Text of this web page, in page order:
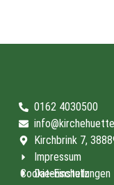
0162 4030500
Kirchbrink 7,
Impressum
Datenschutz
Cookie-Einstellungen